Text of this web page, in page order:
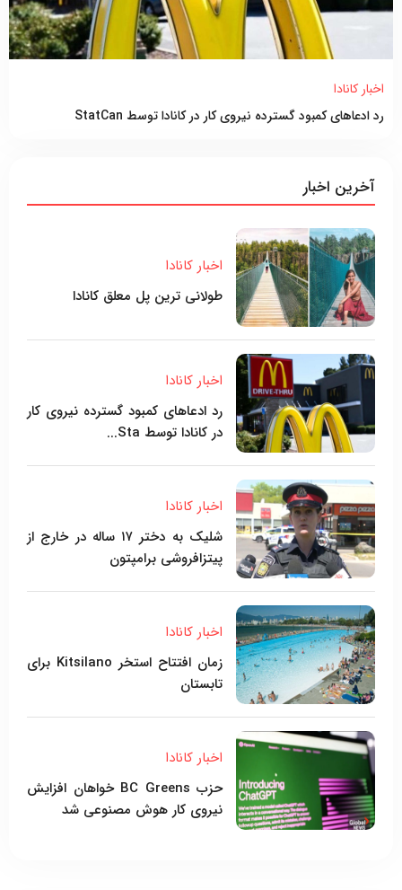
اخبار کانادا
رد ادعاهای کمبود گسترده نیروی کار در کانادا توسط StatCan
آخرین اخبار
اخبار کانادا
طولانی ترین پل معلق کانادا
اخبار کانادا
رد ادعاهای کمبود گسترده نیروی کار
در کانادا توسط Sta...
اخبار کانادا
شلیک به دختر ۱۷ ساله در خارج از
پیتزافروشی برامپتون
اخبار کانادا
زمان افتتاح استخر Kitsilano برای
تابستان
اخبار کانادا
حزب BC Greens خواهان افزایش
نیروی کار هوش مصنوعی شد